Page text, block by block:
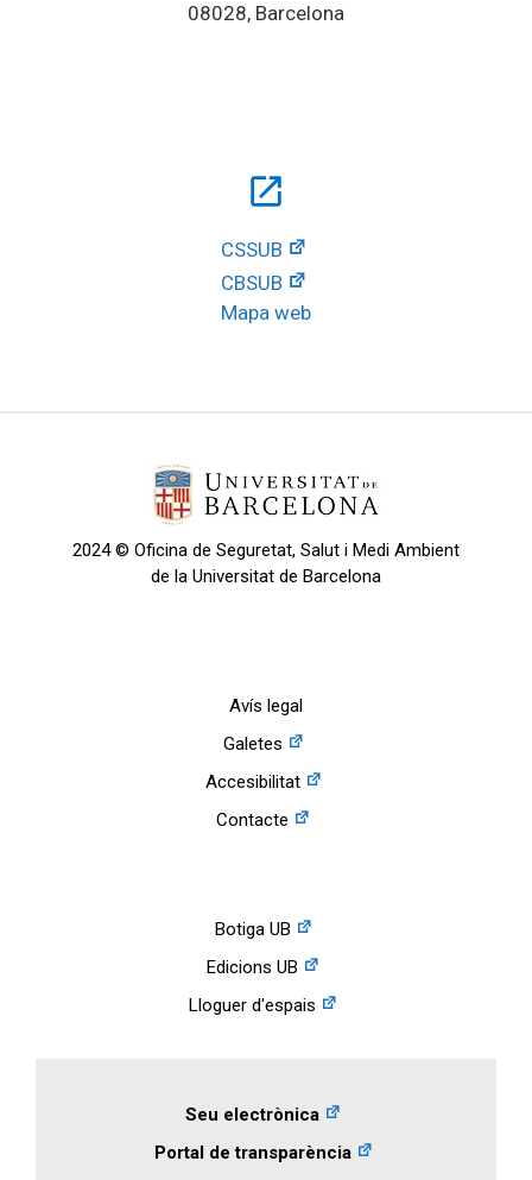
08028, Barcelona
open_in_new
CSSUB
CBSUB
Mapa web
2024 © Oficina de Seguretat, Salut i Medi Ambient
de la Universitat de Barcelona
Avís legal
Galetes
Accesibilitat
Contacte
Botiga UB
Edicions UB
Lloguer d'espais
Seu electrònica
Portal de transparència